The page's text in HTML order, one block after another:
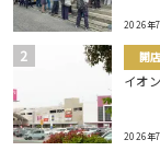
2026年
開
イオ
2026年